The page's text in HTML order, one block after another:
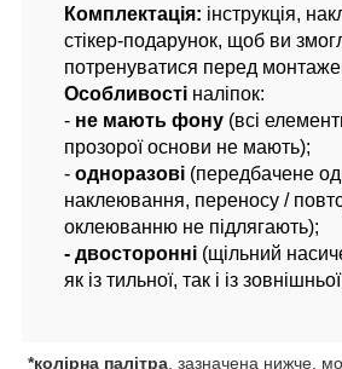
Комплектація: інструкція,
стікер-подарунок, щоб ви
потренуватися перед
Особливості наліпок:
- не мають фону (всі
прозорої основи не мають);
- одноразові (передбачене
наклеювання, переносу /
оклеюванню не підлягають);
- двосторонні (щільний
як із тильної, так і із
*колірна палітра, зазначена нижче,